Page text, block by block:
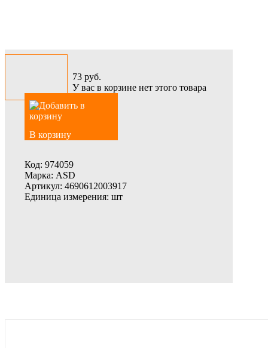
73 руб.
У вас в корзине нет этого товара
В корзину
Код: 974059
Марка: ASD
Артикул: 4690612003917
Единица измерения: шт